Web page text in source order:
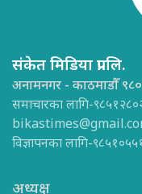
संकेत मिडिया प्रा.लि.
अनामनगर - काठमाडौँ
समाचारका लागि-
विज्ञापनका लागि-
अध्यक्ष